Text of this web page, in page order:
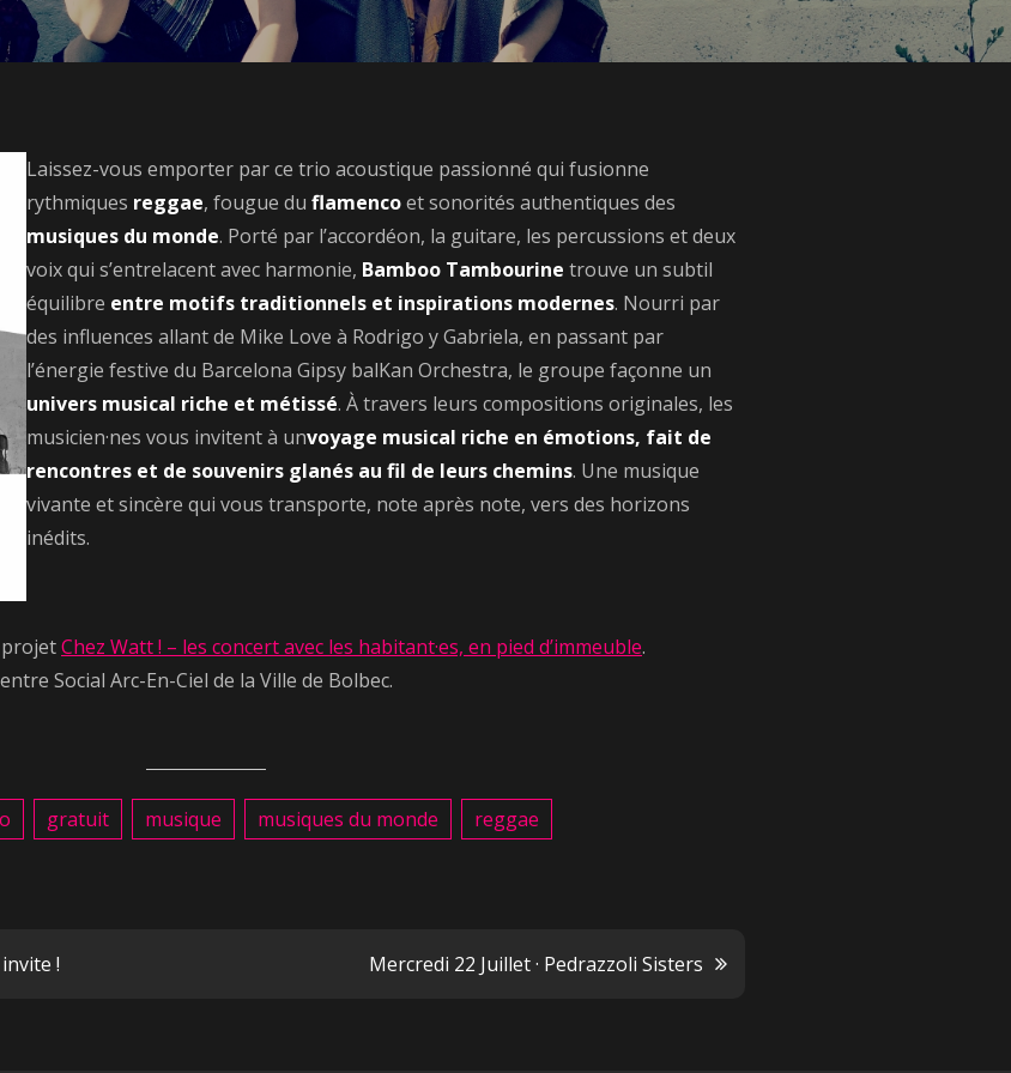
Laissez-vous emporter par ce trio acoustique passionné qui fusionne
rythmiques reggae, fougue du flamencoet sonorités authentiques des
musiques du monde. Porté par l’accordéon, la guitare, les percussions et deux
voix qui s’entrelacent avec harmonie, Bamboo Tambourine trouve un subtil
équilibre entre motifs traditionnels et inspirations modernes. Nourri par
des influences allant de Mike Love à Rodrigo y Gabriela, en passant par
l’énergie festive du Barcelona Gipsy balKan Orchestra, le groupe façonne un
univers musical riche et métissé. À travers leurs compositions originales, les
musicien·nes vous invitent à unvoyage musical riche en émotions, fait de
rencontres et de souvenirs glanés au fil de leurs chemins. Une musique
vivante et sincère qui vous transporte, note après note, vers des horizons
inédits.
projetChez Watt ! – les concert avec les habitant·es, en pied d’immeuble.
Social Arc-En-Ciel de la Ville de Bolbec.
gratuit musique musiques du monde reggae
! Mercredi 22 Juillet · Pedrazzoli Sisters